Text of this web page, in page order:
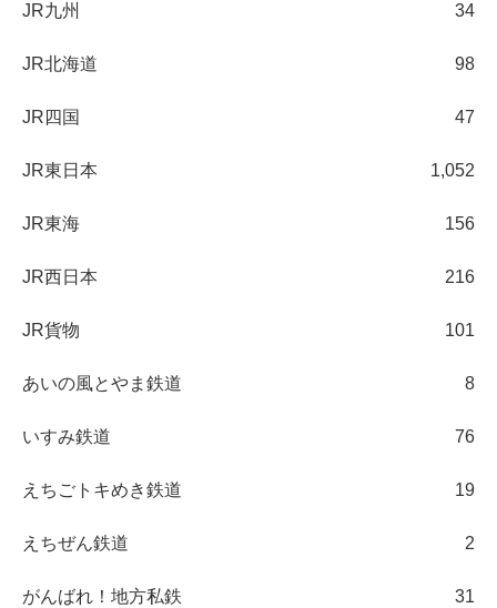
JR九州 34
JR北海道 98
JR四国 47
JR東日本 1,052
JR東海 156
JR西日本 216
JR貨物 101
あいの風とやま鉄道 8
いすみ鉄道 76
えちごトキめき鉄道 19
えちぜん鉄道 2
がんばれ！地方私鉄 31